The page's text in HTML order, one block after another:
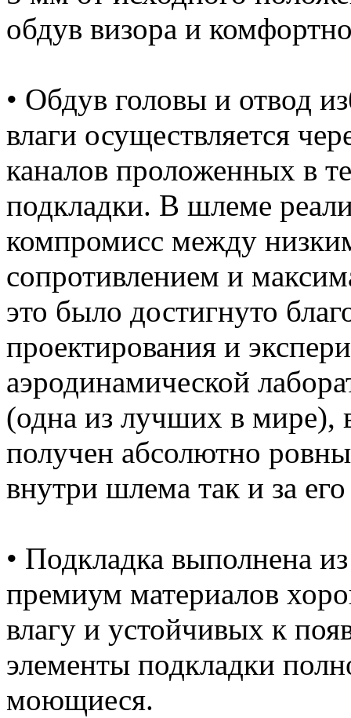
обдув визора и
• Обдув головы и отвод
влаги осуществляется
каналов проложенных в
подкладки. В шлеме
компромисс между
сопротивлением и
это было достигнуто
проектирования и
аэродинамической
(одна из лучших в мире),
получен абсолютно
внутри шлема так и за
• Подкладка выполнена
премиум материалов
влагу и устойчивых к
элементы подкладки
моющиеся.